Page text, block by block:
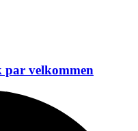
par velkommen